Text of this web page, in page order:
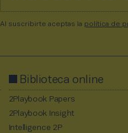
Al suscribirte aceptas la política de
Biblioteca online
2Playbook Papers
2Playbook Insight
Intelligence 2P